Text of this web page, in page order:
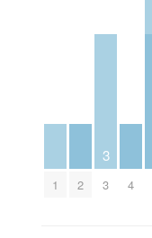
1 2
3
3 4